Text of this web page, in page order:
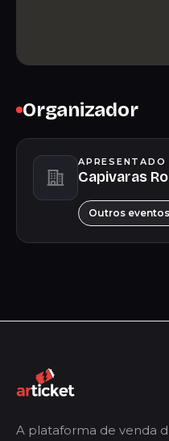
Organizador
APRESENTADO
Capivaras
Outros eventos
A plataforma de venda